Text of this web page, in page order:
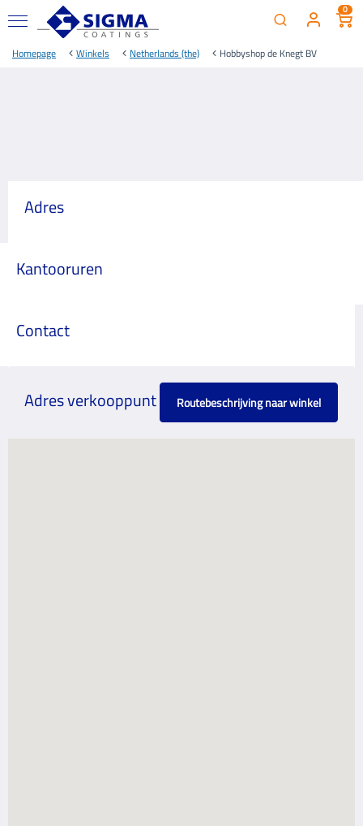
0
Homepage Winkels Netherlands (the) Hobbyshop de Knegt BV
Adres
Kantooruren
Contact
Adres verkooppunt Routebeschrijving naar winkel